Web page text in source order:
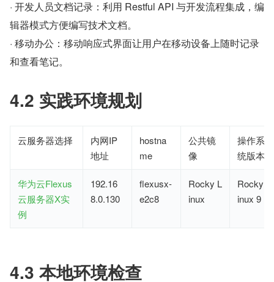
· 开发人员文档记录：利用 Restful API 与开发流程集成，编
辑器模式方便编写技术文档。
· 移动办公：移动响应式界面让用户在移动设备上随时记录
和查看笔记。
4.2 实践环境规划
云服务器选择
内网IP
地址
hostna
me
公共镜
像
操作系
统版本
华为云Flexus
云服务器X实
例
192.16
8.0.130
flexusx-
e2c8
Rocky L
inux
Rocky L
inux 9
4.3 本地环境检查